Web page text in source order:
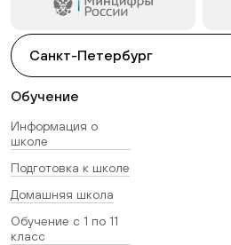
Санкт-Петербург
Обучение
Информация о
школе
Подготовка к школе
Домашняя школа
Обучение с 1 по 11
класс